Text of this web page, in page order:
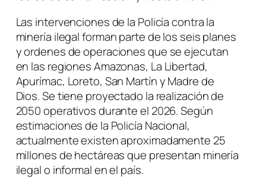
Las intervenciones de la Policía contra la
minería ilegal forman parte de los seis planes
y ordenes de operaciones que se ejecutan
en las regiones Amazonas, La Libertad,
Apurímac, Loreto, San Martín y Madre de
Dios. Se tiene proyectado la realización de
2050 operativos durante el 2026. Según
estimaciones de la Policía Nacional,
actualmente existen aproximadamente 25
millones de hectáreas que presentan minería
ilegal o informal en el país.